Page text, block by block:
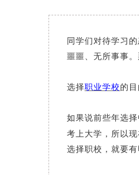
同学们对待学习
噩噩、无所事事
选择职业学校 的
如果说前些年选
考上大学，所以
选择职校，就要